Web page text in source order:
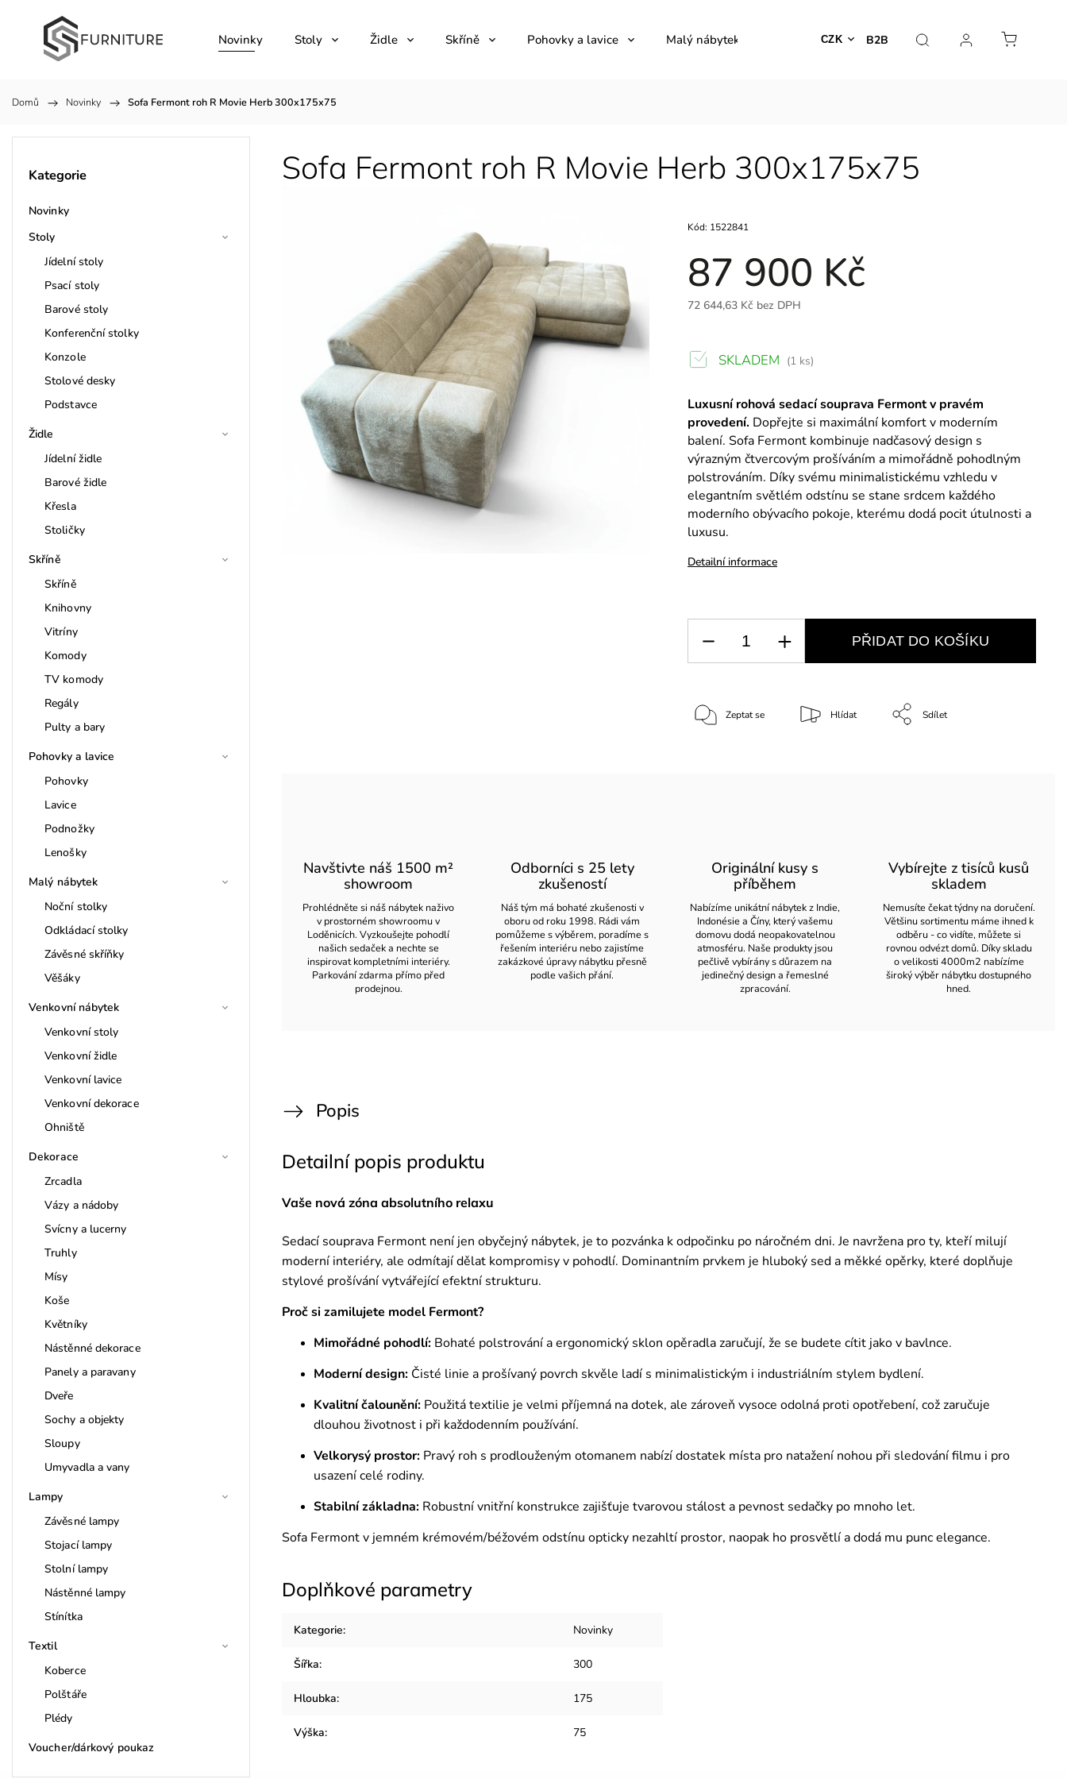
B2B
CZK
Novinky Stoly Židle Skříně Pohovky a lavice Malý nábytek Venkovní nábytek Dekorace
Domů / Novinky / Sofa Fermont roh R Movie Herb 300x175x75
Kategorie
Novinky
Stoly
Jídelní stoly
Psací stoly
Barové stoly
Konferenční stolky
Konzole
Stolové desky
Podstavce
Židle
Jídelní židle
Barové židle
Křesla
Stoličky
Skříně
Skříně
Knihovny
Vitríny
Komody
TV komody
Regály
Pulty a bary
Pohovky a lavice
Pohovky
Lavice
Podnožky
Lenošky
Malý nábytek
Noční stolky
Odkládací stolky
Závěsné skříňky
Věšáky
Venkovní nábytek
Venkovní stoly
Venkovní židle
Venkovní lavice
Venkovní dekorace
Ohniště
Dekorace
Zrcadla
Vázy a nádoby
Svícny a lucerny
Truhly
Mísy
Koše
Květníky
Nástěnné dekorace
Panely a paravany
Dveře
Sochy a objekty
Sloupy
Umyvadla a vany
Lampy
Závěsné lampy
Stojací lampy
Stolní lampy
Nástěnné lampy
Stínítka
Textil
Koberce
Polštáře
Plédy
Voucher/dárkový poukaz
Sofa Fermont roh R Movie Herb 300x175x75
87 900 Kč
72 644,63 Kč bez DPH
Kód: 1522841
Luxusní rohová sedací souprava Fermont v pravém
provedení. Dopřejte si maximální komfort v moderním
balení. Sofa Fermont kombinuje nadčasový design s
výrazným čtvercovým prošíváním a mimořádně pohodlným
polstrováním. Díky svému minimalistickému vzhledu v
elegantním světlém odstínu se stane srdcem každého
moderního obývacího pokoje, kterému dodá pocit útulnosti a
luxusu.
Detailní informace
SKLADEM (1 ks)
PŘIDAT DO KOŠÍKU
Zeptat se Hlídat Sdílet
Navštivte náš 1500 m²
showroom
Prohlédněte si náš nábytek naživo
v prostorném showroomu v
Loděnicích. Vyzkoušejte pohodlí
našich sedaček a nechte se
inspirovat kompletními interiéry.
Parkování zdarma přímo před
prodejnou.
Odborníci s 25 lety
zkušeností
Náš tým má bohaté zkušenosti v
oboru od roku 1998. Rádi vám
pomůžeme s výběrem, poradíme s
řešením interiéru nebo zajistíme
zakázkové úpravy nábytku přesně
podle vašich přání.
Originální kusy s
příběhem
Nabízíme unikátní nábytek z Indie,
Indonésie a Číny, který vašemu
domovu dodá neopakovatelnou
atmosféru. Naše produkty jsou
pečlivě vybírány s důrazem na
jedinečný design a řemeslné
zpracování.
Vybírejte z tisíců kusů
skladem
Nemusíte čekat týdny na doručení.
Většinu sortimentu máme ihned k
odběru - co vidíte, můžete si
rovnou odvézt domů. Díky skladu
o velikosti 4000m2 nabízíme
široký výběr nábytku dostupného
hned.
Popis
Detailní popis produktu
Vaše nová zóna absolutního relaxu
Sedací souprava Fermont není jen obyčejný nábytek, je to pozvánka k odpočinku po náročném dni. Je navržena pro ty, kteří milují
moderní interiéry, ale odmítají dělat kompromisy v pohodlí. Dominantním prvkem je hluboký sed a měkké opěrky, které doplňuje
stylové prošívání vytvářející efektní strukturu.
Proč si zamilujete model Fermont?
Mimořádné pohodlí: Bohaté polstrování a ergonomický sklon opěradla zaručují, že se budete cítit jako v bavlnce.
Moderní design: Čisté linie a prošívaný povrch skvěle ladí s minimalistickým i industriálním stylem bydlení.
Kvalitní čalounění: Použitá textilie je velmi příjemná na dotek, ale zároveň vysoce odolná proti opotřebení, což zaručuje
dlouhou životnost i při každodenním používání.
Velkorysý prostor: Pravý roh s prodlouženým otomanem nabízí dostatek místa pro natažení nohou při sledování filmu i pro
usazení celé rodiny.
Stabilní základna: Robustní vnitřní konstrukce zajišťuje tvarovou stálost a pevnost sedačky po mnoho let.
Sofa Fermont v jemném krémovém/béžovém odstínu opticky nezahltí prostor, naopak ho prosvětlí a dodá mu punc elegance.
Doplňkové parametry
Kategorie: Novinky
Šířka: 300
Hloubka: 175
Výška: 75